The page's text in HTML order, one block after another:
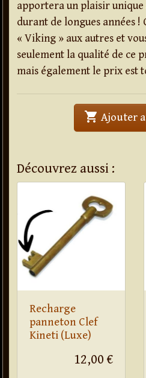
apportera un plaisir
durant de longues années
« Viking » aux autres et
seulement la qualité de ce
mais également le prix est
shopping_cart Ajouter
Découvrez aussi :
Recharge
panneton Clef
Kineti (Luxe)
12,00 €